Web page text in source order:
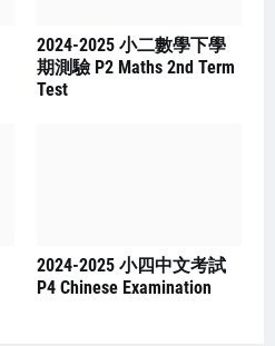
2024-2025 小二數學下學
期測驗 P2 Maths 2nd Term
Test
2024-2025 小四中文考試
P4 Chinese Examination